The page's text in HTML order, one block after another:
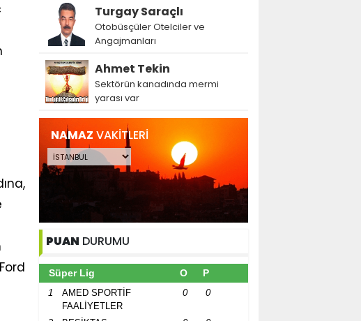
Turgay Saraçlı
Otobüsçüler Otelciler ve
Angajmanları
Ahmet Tekin
Sektörün kanadında mermi
yarası var
NAMAZ VAKİTLERİ
PUAN DURUMU
Süper Lig O P
1
AMED SPORTİF
FAALİYETLER
0 0